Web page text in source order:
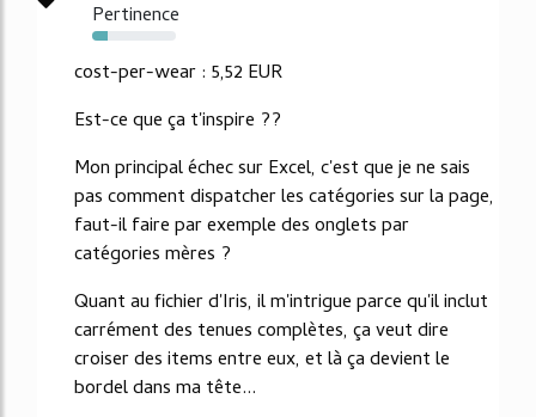
Pertinence
18%
cost-per-wear : 5,52 EUR
Est-ce que ça t'inspire ??
Mon principal échec sur Excel, c'est que je ne sais
pas comment dispatcher les catégories sur la page,
faut-il faire par exemple des onglets par
catégories mères ?
Quant au fichier d'Iris, il m'intrigue parce qu'il inclut
carrément des tenues complètes, ça veut dire
croiser des items entre eux, et là ça devient le
bordel dans ma tête...